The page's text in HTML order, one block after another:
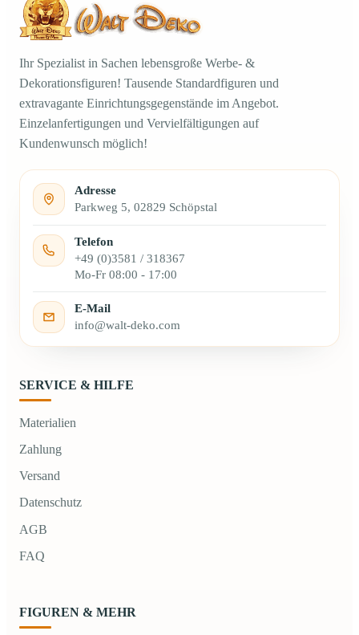
Ihr Spezialist in Sachen lebensgroße Werbe- &
Dekorationsfiguren! Tausende Standardfiguren und
extravagante Einrichtungsgegenstände im Angebot.
Einzelanfertigungen und Vervielfältigungen auf
Kundenwunsch möglich!
Adresse
Parkweg 5, 02829 Schöpstal
Telefon
+49 (0)3581 / 318367
Mo-Fr 08:00 - 17:00
E-Mail
info@walt-deko.com
SERVICE & HILFE
Materialien
Zahlung
Versand
Datenschutz
AGB
FAQ
FIGUREN & MEHR